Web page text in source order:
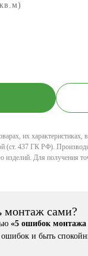
их
(ст. 437 ГК РФ).
изделий. Для получения
монтаж сами?
«5 ошибок монтажа
и быть